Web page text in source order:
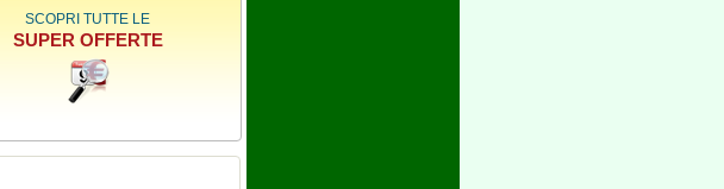
SCOPRI TUTTE LE
SUPER OFFERTE